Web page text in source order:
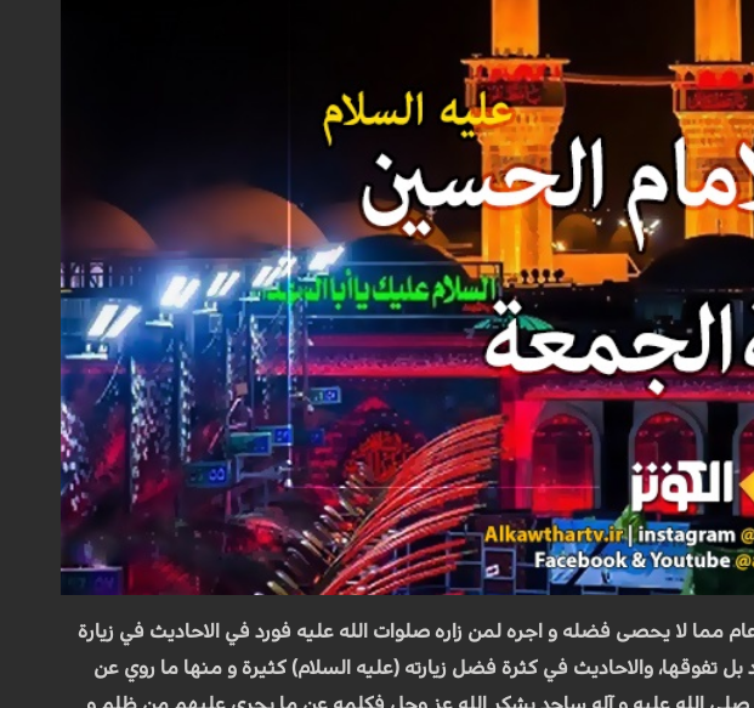
مما لا يحصى فضله و اجره لمن زاره صلوات الله عليه فورد في الاحاديث في زيارة
تفوقها، والاحاديث في كثرة فضل زيارته (عليه السلام) كثيرة و منها ما روي عن